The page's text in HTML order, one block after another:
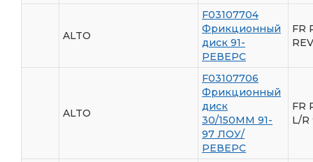
ALTO
F03107704
Фрикционный
диск 91-
РЕВЕРС
FR
ALTO
F03107706
Фрикционный
диск
30/150ММ 91-
97 ЛОУ/
РЕВЕРС
FR
L/R